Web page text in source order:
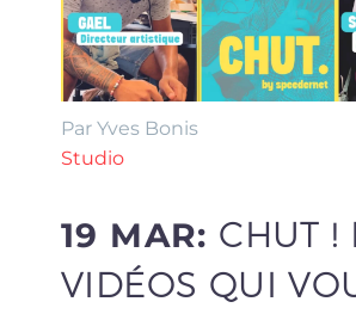
Par Yves Bonis
Studio
19 MAR: CHUT !
VIDÉOS QUI